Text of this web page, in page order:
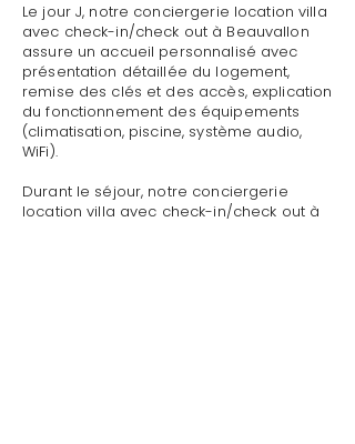
Le jour J, notre conciergerie location villa
avec check-in/check out à Beauvallon
assure un accueil personnalisé avec
présentation détaillée du logement,
remise des clés et des accès, explication
du fonctionnement des équipements
(climatisation, piscine, système audio,
WiFi).
Durant le séjour, notre conciergerie
location villa avec check-in/check out à